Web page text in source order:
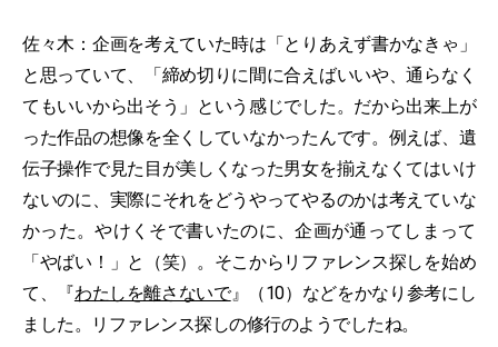
佐々木：企画を考えていた時は「とりあえず書かなきゃ」
と思っていて、「締め切りに間に合えばいいや、通らなく
てもいいから出そう」という感じでした。だから出来上が
った作品の想像を全くしていなかったんです。例えば、遺
伝子操作で見た目が美しくなった男女を揃えなくてはいけ
ないのに、実際にそれをどうやってやるのかは考えていな
かった。やけくそで書いたのに、企画が通ってしまって
「やばい！」と（笑）。そこからリファレンス探しを始め
て、『わたしを離さないで』（10）などをかなり参考にし
ました。リファレンス探しの修行のようでしたね。